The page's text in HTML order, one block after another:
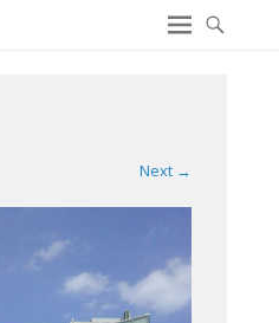
Next →